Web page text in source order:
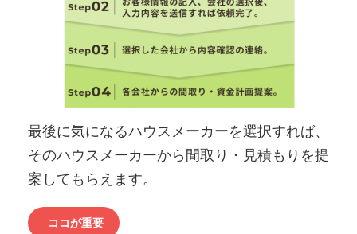
最後に気になるハウスメーカーを選択すれば、
そのハウスメーカーから間取り・見積もりを提
案してもらえます。
ココが重要